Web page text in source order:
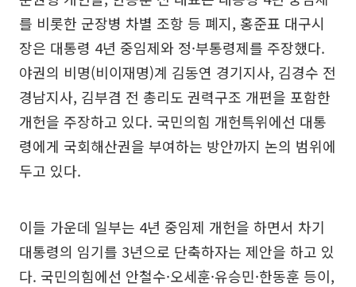
를 비롯한 군장병 차별 조항 등 폐지, 홍준표 대구시
장은 대통령 4년 중임제와 정·부통령제를 주장했다.
야권의 비명(비이재명)계 김동연 경기지사, 김경수 전
경남지사, 김부겸 전 총리도 권력구조 개편을 포함한
개헌을 주장하고 있다. 국민의힘 개헌특위에선 대통
령에게 국회해산권을 부여하는 방안까지 논의 범위에
두고 있다.
이들 가운데 일부는 4년 중임제 개헌을 하면서 차기
대통령의 임기를 3년으로 단축하자는 제안을 하고 있
다. 국민의힘에선 안철수·오세훈·유승민·한동훈 등이,